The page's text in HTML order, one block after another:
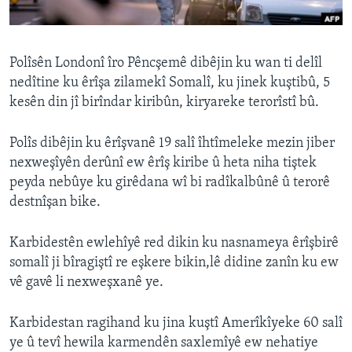
ÇAND Û HUNER
SORANÎ
Learning English
FOLLOW US
Polîsên Londonî îro Pêncşemê dibêjin ku wan ti delîl
nedîtine ku êrîşa zilamekî Somalî, ku jinek kuştibû, 5
kesên din jî birîndar kiribûn, kiryareke terorîstî bû.
Polîs dibêjin ku êrîşvanê 19 salî îhtîmeleke mezin jiber
nexweşîyên derûnî ew êrîş kiribe û heta niha tiştek
peyda nebûye ku girêdana wî bi radîkalbûnê û terorê
destnîşan bike.
Karbidestên ewlehîyê red dikin ku nasnameya êrîşbirê
somalî ji bîragiştî re eşkere bikin,lê didine zanîn ku ew
vê gavê li nexweşxanê ye.
Karbidestan ragihand ku jina kuştî Amerîkîyeke 60 salî
ye û tevî hewila karmendên saxlemîyê ew nehatiye